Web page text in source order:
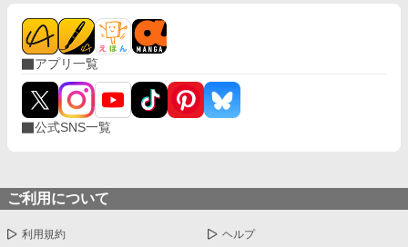
アプリ一覧
公式SNS一覧
ご利用について
利用規約 ヘルプ